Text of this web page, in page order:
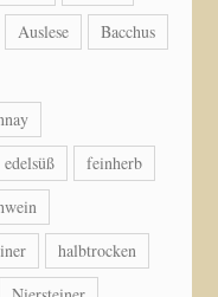
Auslese
Bacchus
edelsüß
feinherb
halbtrocken